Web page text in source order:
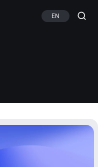
EN